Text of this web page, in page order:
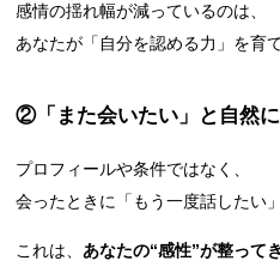
感情の揺れ幅が減っているのは、
あなたが「自分を認める力」を育
②「また会いたい」と自然
プロフィールや条件ではなく、
会ったときに「もう一度話したい
これは、 あなたの“感性”が整って